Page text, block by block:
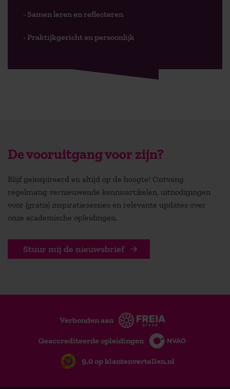
- Samen leren en reflecteren
- Praktijkgericht en persoonlijk
De vooruitgang voor zijn?
Blijf geïnspireerd en altijd op de hoogte! Ontvang
regelmatig vernieuwende kennisartikelen, uitnodigingen
voor (gratis) inspiratiesessies en relevante updates over
onze academische opleidingen.
Stuur mij de nieuwsbrief
Verbonden aan
Geaccrediteerde opleidingen
9,0 op klantenvertellen.nl